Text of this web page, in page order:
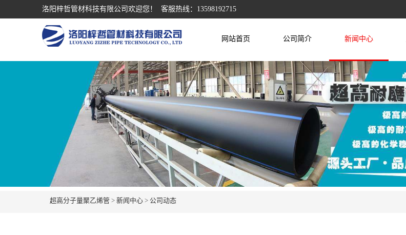
洛阳梓哲管材科技有限公司欢迎您！ 客服热线：13598192715
网站首页 公司简介 新闻中心
超高分子量聚乙烯管 > 新闻中心 > 公司动态